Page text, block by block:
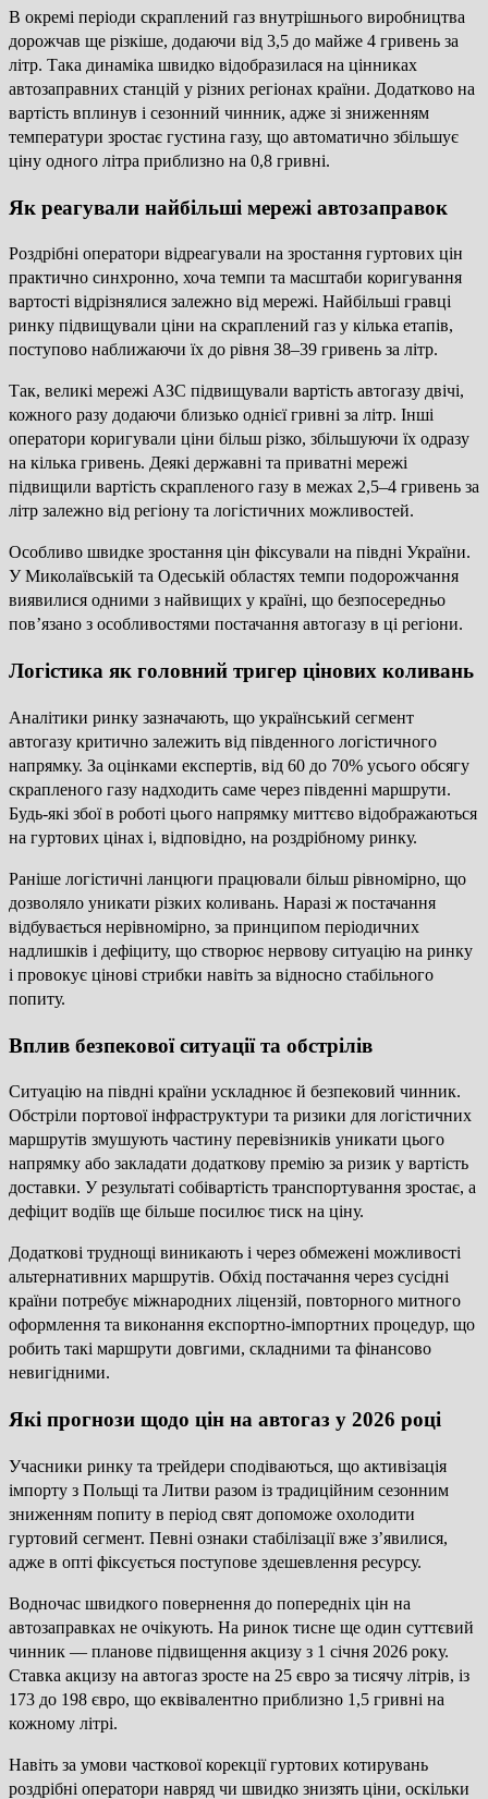
В окремі періоди скраплений газ внутрішнього виробництва
дорожчав ще різкіше, додаючи від 3,5 до майже 4 гривень за
літр. Така динаміка швидко відобразилася на цінниках
автозаправних станцій у різних регіонах країни. Додатково на
вартість вплинув і сезонний чинник, адже зі зниженням
температури зростає густина газу, що автоматично збільшує
ціну одного літра приблизно на 0,8 гривні.
Як реагували найбільші мережі автозаправок
Роздрібні оператори відреагували на зростання гуртових цін
практично синхронно, хоча темпи та масштаби коригування
вартості відрізнялися залежно від мережі. Найбільші гравці
ринку підвищували ціни на скраплений газ у кілька етапів,
поступово наближаючи їх до рівня 38–39 гривень за літр.
Так, великі мережі АЗС підвищували вартість автогазу двічі,
кожного разу додаючи близько однієї гривні за літр. Інші
оператори коригували ціни більш різко, збільшуючи їх одразу
на кілька гривень. Деякі державні та приватні мережі
підвищили вартість скрапленого газу в межах 2,5–4 гривень за
літр залежно від регіону та логістичних можливостей.
Особливо швидке зростання цін фіксували на півдні України.
У Миколаївській та Одеській областях темпи подорожчання
виявилися одними з найвищих у країні, що безпосередньо
пов’язано з особливостями постачання автогазу в ці регіони.
Логістика як головний тригер цінових коливань
Аналітики ринку зазначають, що український сегмент
автогазу критично залежить від південного логістичного
напрямку. За оцінками експертів, від 60 до 70% усього обсягу
скрапленого газу надходить саме через південні маршрути.
Будь-які збої в роботі цього напрямку миттєво відображаються
на гуртових цінах і, відповідно, на роздрібному ринку.
Раніше логістичні ланцюги працювали більш рівномірно, що
дозволяло уникати різких коливань. Наразі ж постачання
відбувається нерівномірно, за принципом періодичних
надлишків і дефіциту, що створює нервову ситуацію на ринку
і провокує цінові стрибки навіть за відносно стабільного
попиту.
Вплив безпекової ситуації та обстрілів
Ситуацію на півдні країни ускладнює й безпековий чинник.
Обстріли портової інфраструктури та ризики для логістичних
маршрутів змушують частину перевізників уникати цього
напрямку або закладати додаткову премію за ризик у вартість
доставки. У результаті собівартість транспортування зростає, а
дефіцит водіїв ще більше посилює тиск на ціну.
Додаткові труднощі виникають і через обмежені можливості
альтернативних маршрутів. Обхід постачання через сусідні
країни потребує міжнародних ліцензій, повторного митного
оформлення та виконання експортно-імпортних процедур, що
робить такі маршрути довгими, складними та фінансово
невигідними.
Які прогнози щодо цін на автогаз у 2026 році
Учасники ринку та трейдери сподіваються, що активізація
імпорту з Польщі та Литви разом із традиційним сезонним
зниженням попиту в період свят допоможе охолодити
гуртовий сегмент. Певні ознаки стабілізації вже з’явилися,
адже в опті фіксується поступове здешевлення ресурсу.
Водночас швидкого повернення до попередніх цін на
автозаправках не очікують. На ринок тисне ще один суттєвий
чинник — планове підвищення акцизу з 1 січня 2026 року.
Ставка акцизу на автогаз зросте на 25 євро за тисячу літрів, із
173 до 198 євро, що еквівалентно приблизно 1,5 гривні на
кожному літрі.
Навіть за умови часткової корекції гуртових котирувань
роздрібні оператори навряд чи швидко знизять ціни, оскільки